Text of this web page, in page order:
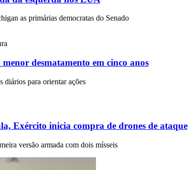
as primárias democratas do Senado
desmatamento em cinco anos
diários para orientar ações
Exército inicia compra de drones de ataque
versão armada com dois mísseis